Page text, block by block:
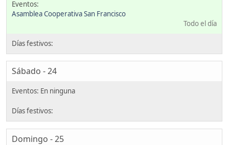
Asamblea Cooperativa San Francisco
Todo el día
Sábado - 24
Domingo - 25